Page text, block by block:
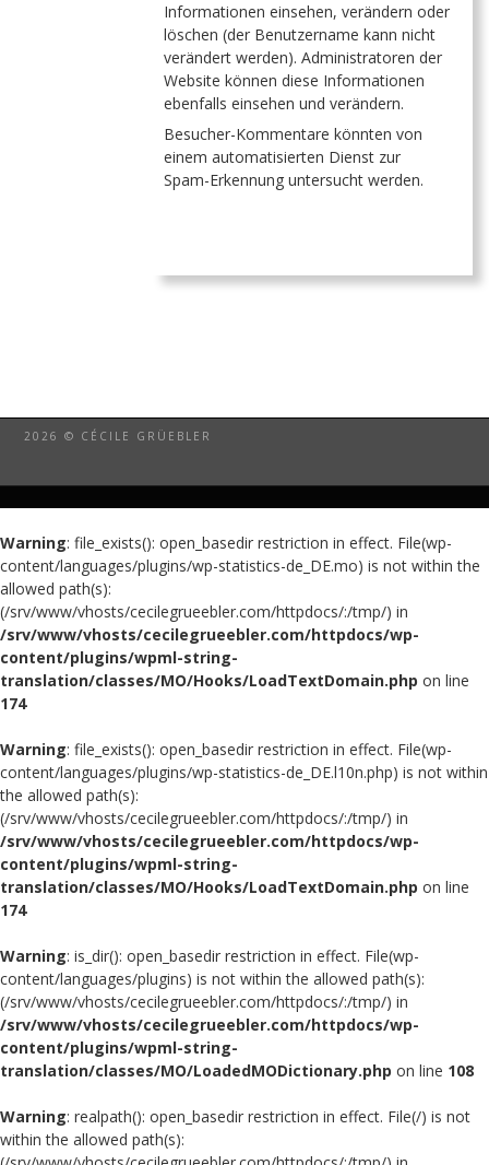
Informationen einsehen, verändern oder
löschen (der Benutzername kann nicht
verändert werden). Administratoren der
Website können diese Informationen
ebenfalls einsehen und verändern.
Besucher-Kommentare könnten von
einem automatisierten Dienst zur
Spam-Erkennung untersucht werden.
2026 © CÉCILE GRÜEBLER
Warning: file_exists(): open_basedir restriction in effect. File(wp-
content/languages/plugins/wp-statistics-de_DE.mo) is not within the
allowed path(s):
(/srv/www/vhosts/cecilegrueebler.com/httpdocs/:/tmp/) in
/srv/www/vhosts/cecilegrueebler.com/httpdocs/wp-
content/plugins/wpml-string-
translation/classes/MO/Hooks/LoadTextDomain.php on line
174
Warning: file_exists(): open_basedir restriction in effect. File(wp-
content/languages/plugins/wp-statistics-de_DE.l10n.php) is not within
the allowed path(s):
(/srv/www/vhosts/cecilegrueebler.com/httpdocs/:/tmp/) in
/srv/www/vhosts/cecilegrueebler.com/httpdocs/wp-
content/plugins/wpml-string-
translation/classes/MO/Hooks/LoadTextDomain.php on line
174
Warning: is_dir(): open_basedir restriction in effect. File(wp-
content/languages/plugins) is not within the allowed path(s):
(/srv/www/vhosts/cecilegrueebler.com/httpdocs/:/tmp/) in
/srv/www/vhosts/cecilegrueebler.com/httpdocs/wp-
content/plugins/wpml-string-
translation/classes/MO/LoadedMODictionary.php on line 108
Warning: realpath(): open_basedir restriction in effect. File(/) is not
within the allowed path(s):